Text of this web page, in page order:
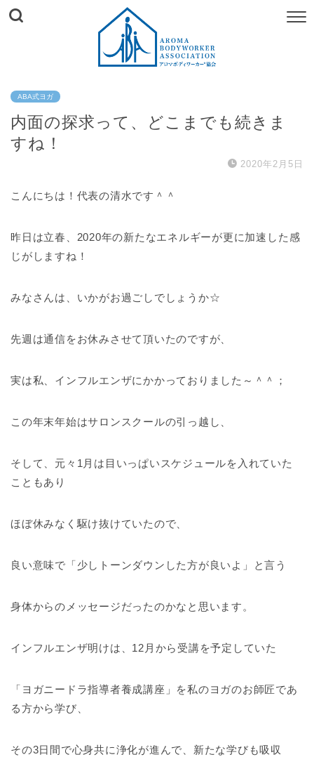
ABA式ヨガ
内面の探求って、どこまでも続きま
すね！
2020年2月5日
こんにちは！代表の清水です＾＾
昨日は立春、2020年の新たなエネルギーが更に加速した感
じがしますね！
みなさんは、いかがお過ごしでしょうか☆
先週は通信をお休みさせて頂いたのですが、
実は私、インフルエンザにかかっておりました～＾＾；
この年末年始はサロンスクールの引っ越し、
そして、元々1月は目いっぱいスケジュールを入れていた
こともあり
ほぼ休みなく駆け抜けていたので、
良い意味で「少しトーンダウンした方が良いよ」と言う
身体からのメッセージだったのかなと思います。
インフルエンザ明けは、12月から受講を予定していた
「ヨガニードラ指導者養成講座」を私のヨガのお師匠であ
る方から学び、
その3日間で心身共に浄化が進んで、新たな学びも吸収